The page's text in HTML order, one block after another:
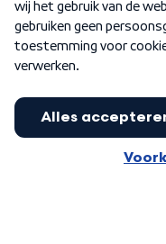
Word Lid